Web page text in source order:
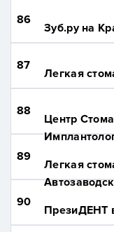
86
Зуб.ру на
87
Легкая
88
Центр
89
Легкая
90
ПрезиДЕНТ